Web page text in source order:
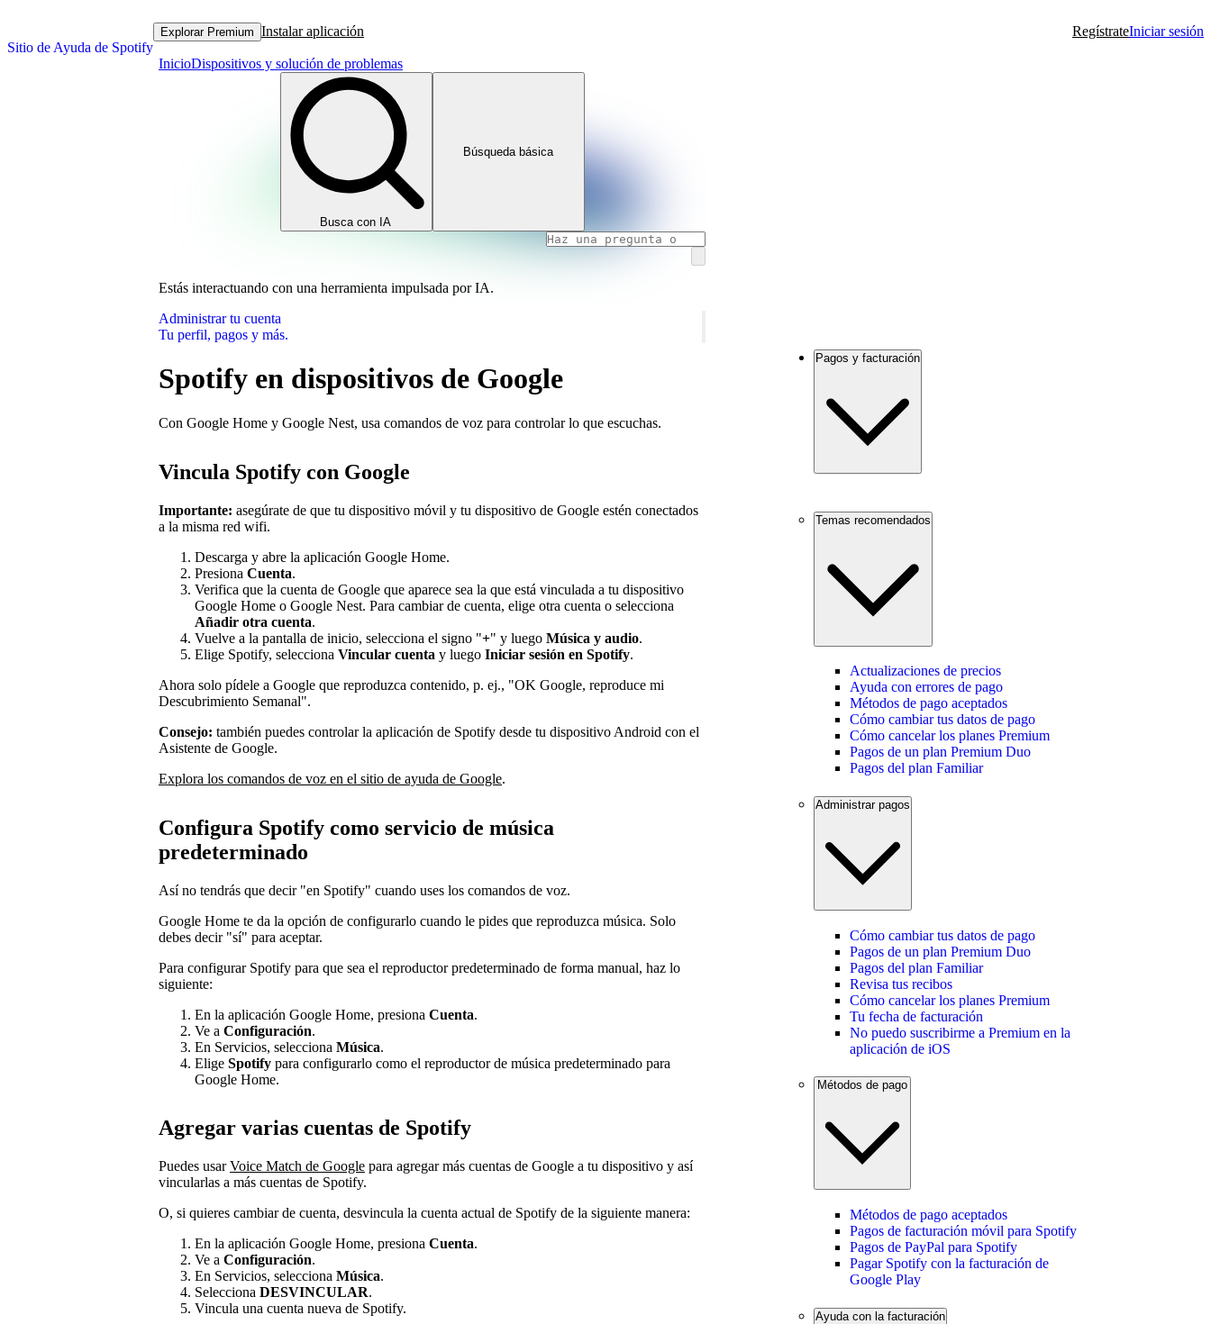
Sitio de Ayuda de Spotify
Explorar Premium Instalar aplicación RegístrateIniciar sesión
InicioDispositivos y solución de problemas
Busca con IA
Búsqueda básica
Estás interactuando con una herramienta impulsada por IA.
Administrar tu cuenta
Tu perfil, pagos y más.
Spotify en dispositivos de Google
Con Google Home y Google Nest, usa comandos de voz para controlar lo que escuchas.
Vincula Spotify con Google
Importante: asegúrate de que tu dispositivo móvil y tu dispositivo de Google estén conectados
a la misma red wifi.
Descarga y abre la aplicación Google Home.
Presiona Cuenta.
Verifica que la cuenta de Google que aparece sea la que está vinculada a tu dispositivo
Google Home o Google Nest. Para cambiar de cuenta, elige otra cuenta o selecciona
Añadir otra cuenta.
Vuelve a la pantalla de inicio, selecciona el signo "+" y luego Música y audio.
Elige Spotify, selecciona Vincular cuenta y luego Iniciar sesión en Spotify.
Ahora solo pídele a Google que reproduzca contenido, p. ej., "OK Google, reproduce mi
Descubrimiento Semanal".
Consejo: también puedes controlar la aplicación de Spotify desde tu dispositivo Android con el
Asistente de Google.
Explora los comandos de voz en el sitio de ayuda de Google.
Configura Spotify como servicio de música
predeterminado
Así no tendrás que decir "en Spotify" cuando uses los comandos de voz.
Google Home te da la opción de configurarlo cuando le pides que reproduzca música. Solo
debes decir "sí" para aceptar.
Para configurar Spotify para que sea el reproductor predeterminado de forma manual, haz lo
siguiente:
En la aplicación Google Home, presiona Cuenta.
Ve a Configuración.
En Servicios, selecciona Música.
Elige Spotify para configurarlo como el reproductor de música predeterminado para
Google Home.
Agregar varias cuentas de Spotify
Puedes usarVoice Match de Google para agregar más cuentas de Google a tu dispositivo y así
vincularlas a más cuentas de Spotify.
O, si quieres cambiar de cuenta, desvincula la cuenta actual de Spotify de la siguiente manera:
En la aplicación Google Home, presiona Cuenta.
Ve a Configuración.
En Servicios, selecciona Música.
Selecciona DESVINCULAR.
Vincula una cuenta nueva de Spotify.
Pagos y facturación
Temas recomendados
Actualizaciones de precios
Ayuda con errores de pago
Métodos de pago aceptados
Cómo cambiar tus datos de pago
Cómo cancelar los planes Premium
Pagos de un plan Premium Duo
Pagos del plan Familiar
Administrar pagos
Cómo cambiar tus datos de pago
Pagos de un plan Premium Duo
Pagos del plan Familiar
Revisa tus recibos
Cómo cancelar los planes Premium
Tu fecha de facturación
No puedo suscribirme a Premium en la
aplicación de iOS
Métodos de pago aceptados
Pagos de facturación móvil para Spotify
Pagos de PayPal para Spotify
Pagar Spotify con la facturación de
Google Play
Ayuda con la facturación